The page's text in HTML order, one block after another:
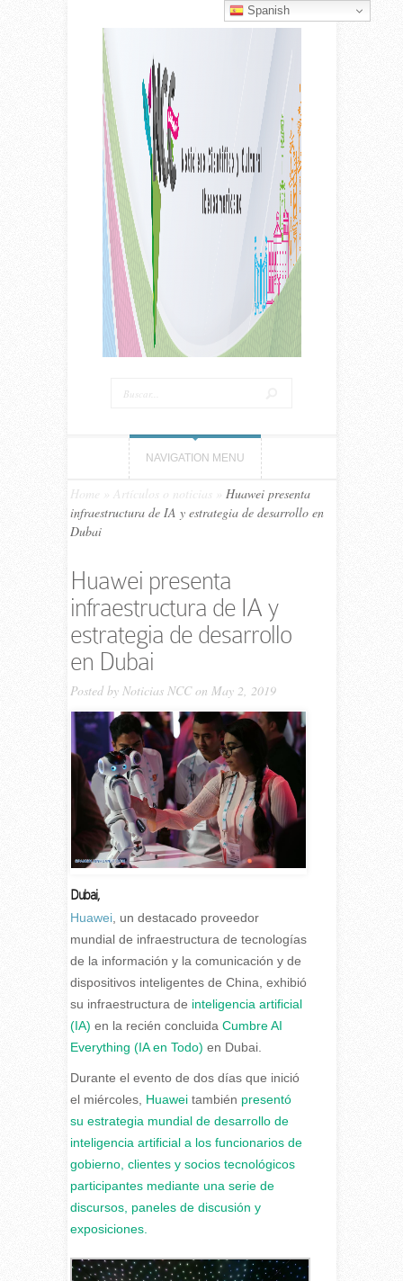
NAVIGATION MENU
Home Artículos o noticias
Huawei presenta
infraestructura de IA y estrategia de desarrollo en
Dubai
Huawei presenta
infraestructura de IA y
estrategia de desarrollo
en Dubai
Posted by Noticias NCCon May 2, 2019
Dubai,
Huawei, un destacado proveedor
mundial de infraestructura de tecnologías
de la información y la comunicación y de
dispositivos inteligentes de China, exhibió
su infraestructura de inteligencia artificial
(IA) en la recién concluida Cumbre AI
Everything (IA en Todo) en Dubai.
Durante el evento de dos días que inició
el miércoles, Huaweitambién presentó
su estrategia mundial de desarrollo de
inteligencia artificial a los funcionarios de
gobierno, clientes y socios tecnológicos
participantes mediante una serie de
discursos, paneles de discusión y
exposiciones.
Spanish